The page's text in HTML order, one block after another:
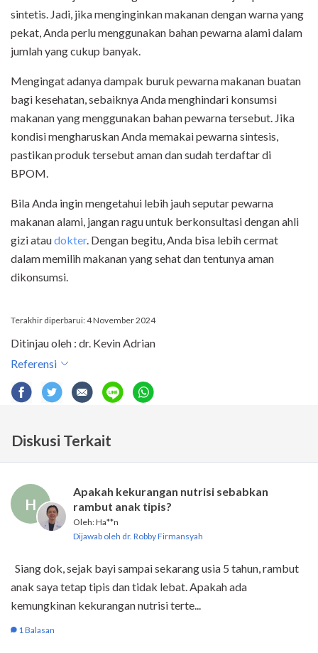
sintetis. Jadi, jika menginginkan makanan dengan warna yang
pekat, Anda perlu menggunakan bahan pewarna alami dalam
jumlah yang cukup banyak.
Mengingat adanya dampak buruk pewarna makanan buatan
bagi kesehatan, sebaiknya Anda menghindari konsumsi
makanan yang menggunakan bahan pewarna tersebut. Jika
kondisi mengharuskan Anda memakai pewarna sintesis,
pastikan produk tersebut aman dan sudah terdaftar di
BPOM.
Bila Anda ingin mengetahui lebih jauh seputar pewarna
makanan alami, jangan ragu untuk berkonsultasi dengan ahli
gizi ataudokter. Dengan begitu, Anda bisa lebih cermat
dalam memilih makanan yang sehat dan tentunya aman
dikonsumsi.
Terakhir diperbarui: 4 November 2024